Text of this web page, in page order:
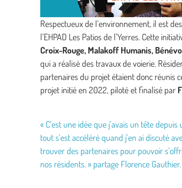
Respectueux de l’environnement, il est
l’EHPAD Les Patios de l’Yerres. Cette
Croix-Rouge, Malakoff Humanis,
qui a réalisé des travaux de voierie.
partenaires du projet étaient donc réunis
projet initié en 2022, piloté et finalisé par
« C’est une idée que j’avais un tête
tout s’est accéléré quand j’en ai discuté
trouver des partenaires pour pouvoir
nos résidents. » partage Florence Gauthier.